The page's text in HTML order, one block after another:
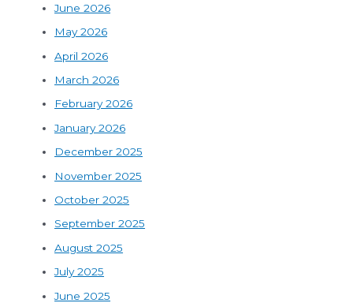
June 2026
May 2026
April 2026
March 2026
February 2026
January 2026
December 2025
November 2025
October 2025
September 2025
August 2025
July 2025
June 2025